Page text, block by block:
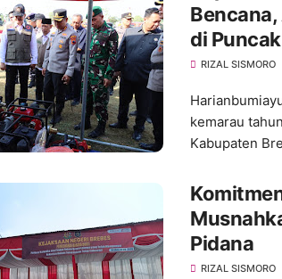
di
RIZAL SISMORO
kemarau
Kabupaten
Pidana
RIZAL SISMORO